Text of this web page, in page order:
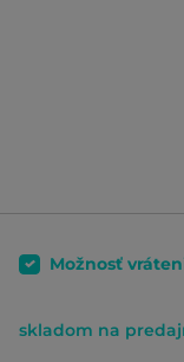
Možnosť
skladom na